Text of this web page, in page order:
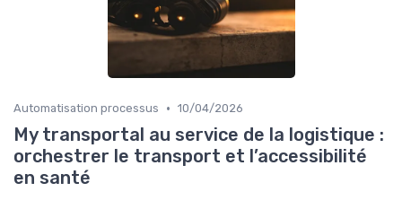
Automatisation processus • 10/04/2026
My transportal au service de la logistique :
orchestrer le transport et l’accessibilité
en santé